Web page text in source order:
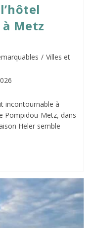
Metz
/ Villes et
incontournable à
Pompidou-Metz, dans
Heler semble